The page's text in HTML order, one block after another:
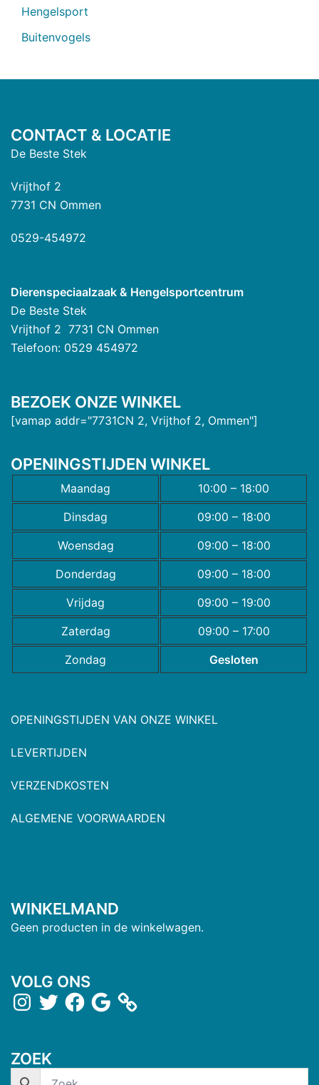
Hengelsport
Buitenvogels
CONTACT & LOCATIE
De Beste Stek
Vrijthof 2
7731 CN Ommen
0529-454972
Dierenspeciaalzaak & Hengelsportcentrum
De Beste Stek
Vrijthof 2 7731 CN Ommen
Telefoon: 0529 454972
BEZOEK ONZE WINKEL
[vamap addr="7731CN 2, Vrijthof 2, Ommen"]
OPENINGSTIJDEN WINKEL
Maandag
10:00 – 18:00
Dinsdag
09:00 – 18:00
Woensdag
09:00 – 18:00
Donderdag
09:00 – 18:00
Vrijdag
09:00 – 19:00
Zaterdag
09:00 – 17:00
Zondag
Gesloten
OPENINGSTIJDEN VAN ONZE WINKEL
LEVERTIJDEN
VERZENDKOSTEN
ALGEMENE VOORWAARDEN
WINKELMAND
Geen producten in de winkelwagen.
VOLG ONS
ZOEK